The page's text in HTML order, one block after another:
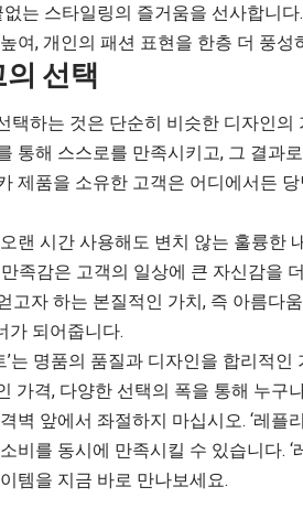
는 스타일링의 즐거움을 선사합니다
여, 개인의 패션 표현을 한층 더 풍성
선택
택하는 것은 단순히 비슷한 디자인
통해 스스로를 만족시키고, 그 결과
제품을 소유한 고객은 어디에서든
랜 시간 사용해도 변치 않는 훌륭한
족감은 고객의 일상에 큰 자신감을
고자 하는 본질적인 가치, 즉 아름다
가 되어줍니다.
는 명품의 품질과 디자인을 합리적인
가격, 다양한 선택의 폭을 통해 누구
벽 앞에서 좌절하지 마십시오. ‘레플
비를 동시에 만족시킬 수 있습니다. ‘
템을 지금 바로 만나보세요.